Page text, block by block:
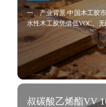
一、产业背景 中国木工胶
水性木工胶凭借低VOC、
叔碳酸乙烯酯VV